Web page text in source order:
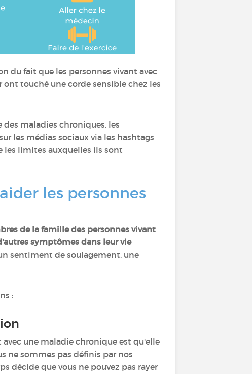
du fait que les personnes vivant avec
touché une corde sensible chez les
maladies chroniques, les
les médias sociaux via les hashtags
les limites auxquelles ils sont
les personnes
de la famille des personnes vivant
symptômes dans leur vie
sentiment de soulagement, une
:
avec une maladie chronique est qu'elle
ne sommes pas définis par nos
décide que vous ne pouvez pas rayer